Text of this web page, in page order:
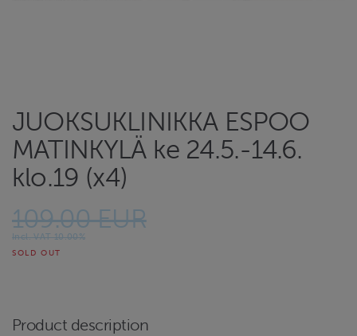
JUOKSUKLINIKKA ESPOO
MATINKYLÄ ke 24.5.-14.6.
klo.19 (x4)
109.00 EUR
Incl. VAT 10.00%
SOLD OUT
Product description